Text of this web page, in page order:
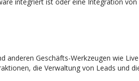
anderen Geschäfts-Werkzeugen wie
die Verwaltung von Leads und